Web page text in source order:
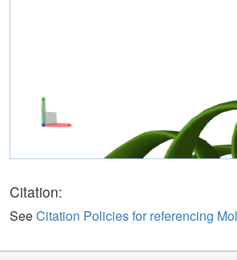
Citation:
SeeCitation Policies for referencing